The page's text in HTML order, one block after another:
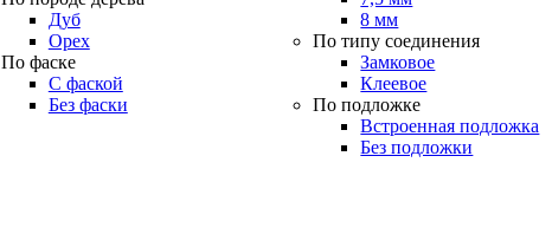
Дуб
Орех
По фаске
С фаской
Без фаски
8 мм
По типу соединения
Замковое
Клеевое
По подложке
Встроенная подложка
Без подложки